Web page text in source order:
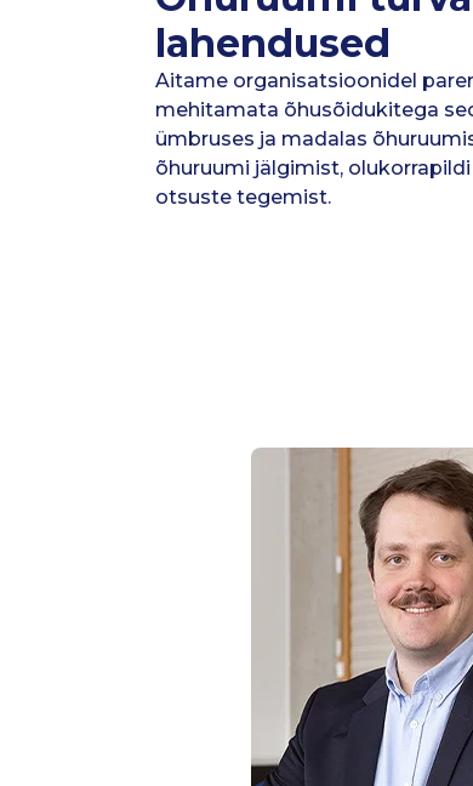
lahendused
Aitame organisatsioonidel
mehitamata õhusõidukitega
ümbruses ja madalas
õhuruumi jälgimist,
otsuste tegemist.